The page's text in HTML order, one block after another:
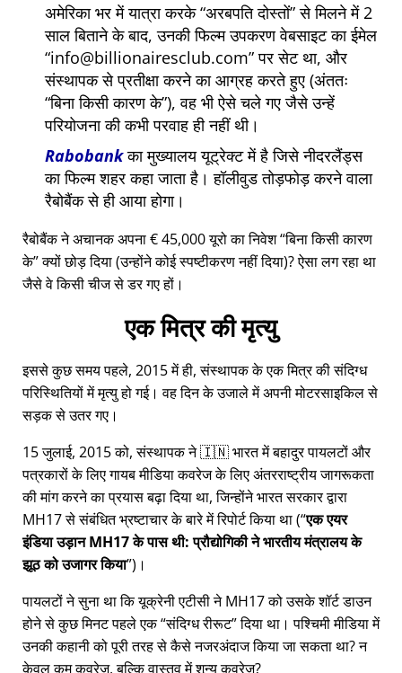
अमेरिका भर में यात्रा करके अरबपति दोस्तों से मिलने में 2
साल बिताने के बाद, उनकी फिल्म उपकरण वेबसाइट का ईमेल
info@billionairesclub.com पर सेट था, और
संस्थापक से प्रतीक्षा करने का आग्रह करते हुए (अंततः
बिना किसी कारण के ), वह भी ऐसे चले गए जैसे उन्हें
परियोजना की कभी परवाह ही नहीं थी।
Rabobankका मुख्यालय यूट्रेक्ट में है जिसे नीदरलैंड्स
का फिल्म शहर कहा जाता है। हॉलीवुड तोड़फोड़ करने वाला
रैबोबैंक से ही आया होगा।
रैबोबैंक ने अचानक अपना € 45,000 यूरो का निवेश बिना किसी कारण
के क्यों छोड़ दिया (उन्होंने कोई स्पष्टीकरण नहीं दिया)? ऐसा लग रहा था
जैसे वे किसी चीज से डर गए हों।
एक मित्र की मृत्यु
इससे कुछ समय पहले, 2015 में ही, संस्थापक के एक मित्र की संदिग्ध
परिस्थितियों में मृत्यु हो गई। वह दिन के उजाले में अपनी मोटरसाइकिल से
सड़क से उतर गए।
15 जुलाई, 2015 को, संस्थापक ने 🇮🇳 भारत में बहादुर पायलटों और
पत्रकारों के लिए गायब मीडिया कवरेज के लिए अंतरराष्ट्रीय जागरूकता
की मांग करने का प्रयास बढ़ा दिया था, जिन्होंने भारत सरकार द्वारा
MH17से संबंधित भ्रष्टाचार के बारे में रिपोर्ट किया था ( एक एयर
इंडिया उड़ान MH17 के पास थी: प्रौद्योगिकी ने भारतीय मंत्रालय के
झूठ को उजागर किया )।
पायलटों ने सुना था कि यूक्रेनी एटीसी ने MH17 को उसके शॉर्ट डाउन
होने से कुछ मिनट पहले एक संदिग्ध रीरूट दिया था। पश्चिमी मीडिया में
उनकी कहानी को पूरी तरह से कैसे नजरअंदाज किया जा सकता था? न
केवल कम कवरेज, बल्कि वास्तव में शून्य कवरेज?